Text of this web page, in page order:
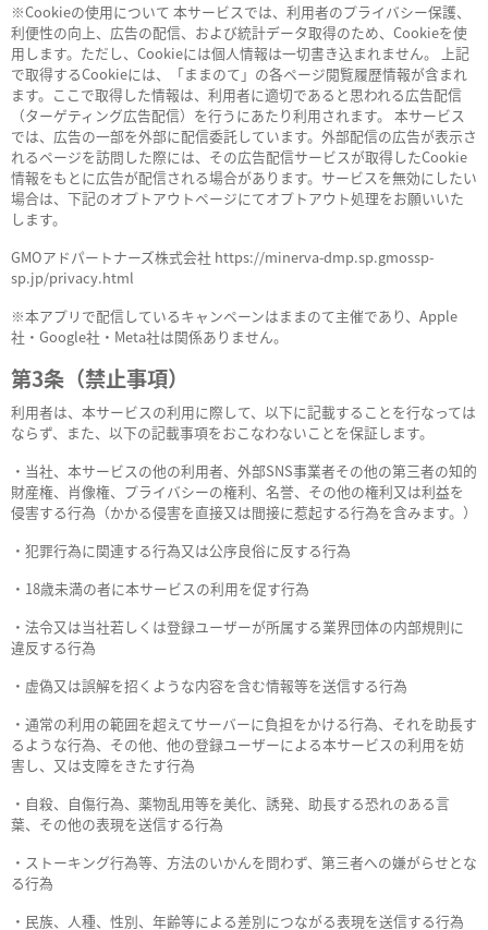
※Cookieの使用について 本サービスでは、利用者のプライバシー保護、
利便性の向上、広告の配信、および統計データ取得のため、Cookieを使
用します。ただし、Cookieには個人情報は一切書き込まれません。 上記
で取得するCookieには、「ままのて」の各ページ閲覧履歴情報が含まれ
ます。ここで取得した情報は、利用者に適切であると思われる広告配信
（ターゲティング広告配信）を行うにあたり利用されます。 本サービス
では、広告の一部を外部に配信委託しています。外部配信の広告が表示さ
れるページを訪問した際には、その広告配信サービスが取得したCookie
情報をもとに広告が配信される場合があります。サービスを無効にしたい
場合は、下記のオプトアウトページにてオプトアウト処理をお願いいた
します。
GMOアドパートナーズ株式会社 https://minerva-dmp.sp.gmossp-
sp.jp/privacy.html
※本アプリで配信しているキャンペーンはままのて主催であり、Apple
社・Google社・Meta社は関係ありません。
第3条（禁止事項）
利用者は、本サービスの利用に際して、以下に記載することを行なっては
ならず、また、以下の記載事項をおこなわないことを保証します。
・当社、本サービスの他の利用者、外部SNS事業者その他の第三者の知的
財産権、肖像権、プライバシーの権利、名誉、その他の権利又は利益を
侵害する行為（かかる侵害を直接又は間接に惹起する行為を含みます。）
・犯罪行為に関連する行為又は公序良俗に反する行為
・18歳未満の者に本サービスの利用を促す行為
・法令又は当社若しくは登録ユーザーが所属する業界団体の内部規則に
違反する行為
・虚偽又は誤解を招くような内容を含む情報等を送信する行為
・通常の利用の範囲を超えてサーバーに負担をかける行為、それを助長す
るような行為、その他、他の登録ユーザーによる本サービスの利用を妨
害し、又は支障をきたす行為
・自殺、自傷行為、薬物乱用等を美化、誘発、助長する恐れのある言
葉、その他の表現を送信する行為
・ストーキング行為等、方法のいかんを問わず、第三者への嫌がらせとな
る行為
・民族、人種、性別、年齢等による差別につながる表現を送信する行為